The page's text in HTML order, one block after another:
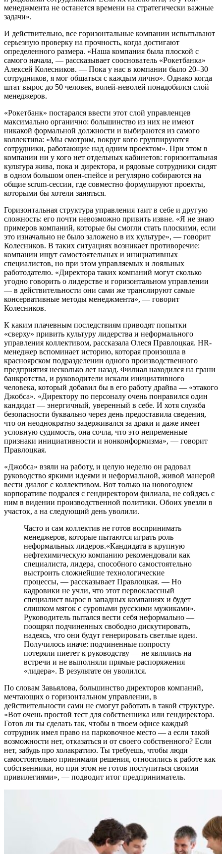
менеджмента не останется времени на стратегически важные
задачи».
И действительно, все горизонтальные компании испытывают
серьезную проверку на прочность, когда достигают
определенного размера. «Наша компания была плоской с
самого начала, — рассказывает сооснователь «Рокетбанка»
Алексей Колесников. — Пока у нас в компании было 20–30
сотрудников, я мог общаться с каждым лично». Однако когда
штат вырос до 50 человек, волей-неволей понадобился слой
менеджеров.
«Рокетбанк» постарался ввести этот слой управленцев
максимально органично: большинство из них не имеют
никакой формальной должности и выбираются из самого
коллектива: «Мы смотрим, вокруг кого группируются
сотрудники, работающие над одним проектом». При этом в
компании ни у кого нет отдельных кабинетов: горизонтальная
культура жива, пока и директора, и рядовые сотрудники сидят
в одном большом опен-спейсе и регулярно собираются на
общие scrum-сессии, где совместно формулируют проекты,
которыми бы хотели заняться.
Горизонтальная структура управления таит в себе и другую
сложность: его почти невозможно привить извне. «Я не знаю
примеров компаний, которые бы смогли стать плоскими, если
это изначально не было заложено в их культуре», — говорит
Колесников. В таких ситуациях возникает противоречие:
компании ищут самостоятельных и инициативных
специалистов, но при этом управляемых и лояльных
работодателю. «Директора таких компаний могут сколько
угодно говорить о лидерстве и горизонтальном управлении
— в действительности они сами же транслируют самые
консервативные методы менеджмента», — говорит
Колесников.
К каким плачевным последствиям приводят попытки
«сверху» привить культуру лидерства и неформального
управления коллективом, рассказала Олеся Правлоцкая. HR-
менеджер вспоминает историю, которая произошла в
красноярском подразделении одного производственного
предприятия несколько лет назад. Филиал находился на грани
банкротства, и руководители искали инициативного
человека, который добавил бы в его работу драйва — «этакого
Джобса». «Директору по персоналу очень понравился один
кандидат — энергичный, уверенный в себе. И хотя служба
безопасности буквально через день предоставила сведения,
что он неоднократно задерживался за драки и даже имеет
условную судимость, она сочла, что это непременные
признаки инициативности и нонконформизма», — говорит
Правлоцкая.
«Джобса» взяли на работу, и целую неделю он радовал
руководство яркими идеями и неформальной, живой манерой
вести диалог с коллективом. Вот только на новогоднем
корпоративе подрался с гендиректором филиала, не сойдясь с
ним в видении производственной политики. Обоих увезли в
участок, а на следующий день уволили.
Часто и сам коллектив не готов воспринимать
менеджеров, которые пытаются играть роль
неформальных лидеров.«Кандидата в крупную
нефтехимическую компанию рекомендовали как
специалиста, лидера, способного самостоятельно
выстроить сложнейшие технологические
процессы, — рассказывает Правлоцкая. — Но
кадровики не учли, что этот первоклассный
специалист вырос в западных компаниях и будет
слишком мягок с суровыми русскими мужиками».
Руководитель пытался вести себя неформально —
поощрял подчиненных свободно дискутировать,
надеясь, что они будут генерировать светлые идеи.
Получилось иначе: подчиненные попросту
потеряли пиетет к руководству — не являлись на
встречи и не выполняли прямые распоряжения
«лидера». В результате он уволился.
По словам Завьялова, большинство директоров компаний,
мечтающих о горизонтальном управлении, в
действительности сами не смогут работать в такой структуре.
«Вот очень простой тест для собственника или гендиректора.
Готов ли ты сделать так, чтобы в твоем офисе каждый
сотрудник имел право на парковочное место — а если такой
возможности нет, отказаться и от своего собственного? Если
нет, забудь про холакратию. Ты требуешь, чтобы люди
самостоятельно принимали решения, относились к работе как
собственники, но при этом не готов поступиться своими
привилегиями», — подводит итог предприниматель.